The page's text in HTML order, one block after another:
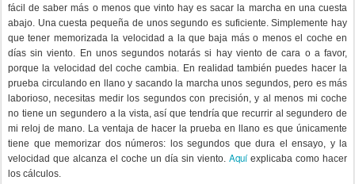
fácil de saber más o menos que vinto hay es sacar la marcha en una cuesta
abajo. Una cuesta pequeña de unos segundo es suficiente. Simplemente hay
que tener memorizada la velocidad a la que baja más o menos el coche en
días sin viento. En unos segundos notarás si hay viento de cara o a favor,
porque la velocidad del coche cambia. En realidad también puedes hacer la
prueba circulando en llano y sacando la marcha unos segundos, pero es más
laborioso, necesitas medir los segundos con precisión, y al menos mi coche
no tiene un segundero a la vista, así que tendría que recurrir al segundero de
mi reloj de mano. La ventaja de hacer la prueba en llano es que únicamente
tiene que memorizar dos números: los segundos que dura el ensayo, y la
velocidad que alcanza el coche un día sin viento. Aquíexplicaba como hacer
los cálculos.